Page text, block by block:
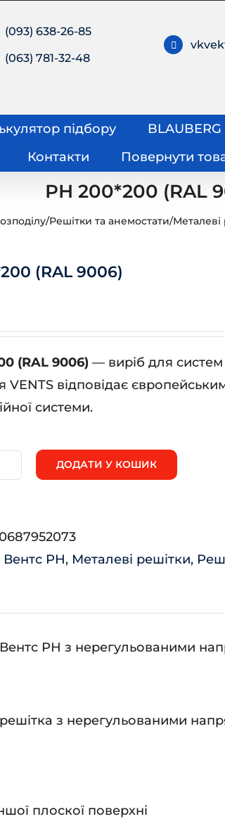
(093) 638-26-85
(063) 781-32-48
підбору BLAUBERG
Контакти
Повернути
РН 200*200 (RAL
/Решітки та анемостати/Металеві
(RAL 9006)
(RAL 9006) — виріб для систем
VENTS відповідає
системи.
ДОДАТИ У КОШИК
Вентс РН, Металеві решітки,
РН з нерегульованими
з нерегульованими
плоскої поверхні